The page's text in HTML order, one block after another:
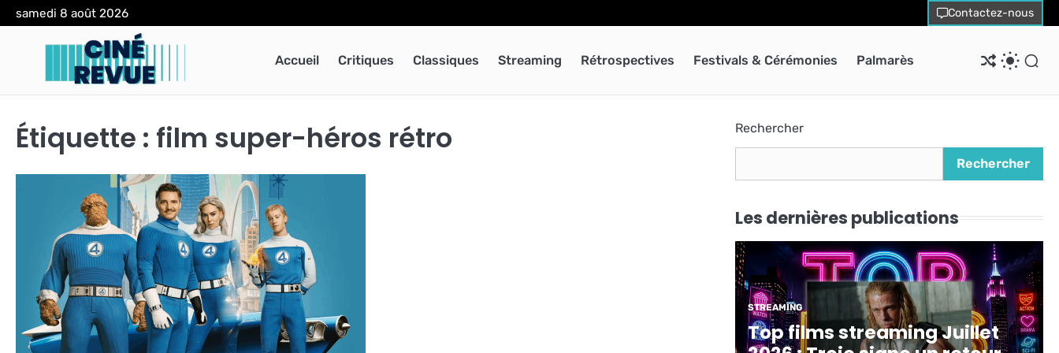
Skip
to
content
samedi 8 août 2026 Contactez-nous
Accueil Critiques Classiques Streaming Rétrospectives Festivals & Cérémonies Palmarès
Étiquette : film super-héros rétro Rechercher
Rechercher
Les dernières publications
STREAMING
Top films streaming Juillet